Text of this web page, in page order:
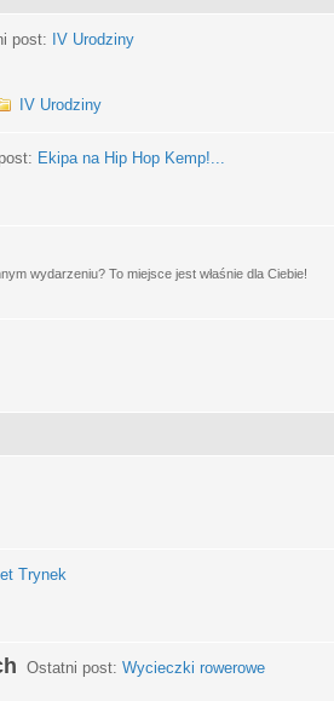
post: IV Urodziny
IV Urodziny
Ekipa na Hip Hop Kemp!...
wydarzeniu? To miejsce jest właśnie dla Ciebie!
Trynek
Ostatni post: Wycieczki rowerowe